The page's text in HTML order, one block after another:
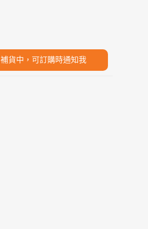
補貨中，可訂購時通知我